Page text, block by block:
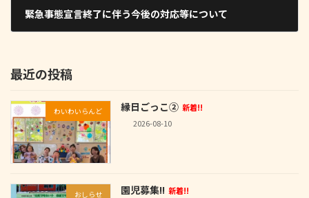
緊急事態宣言終了に伴う今後の対応等について
最近の投稿
わいわいらんど 縁日ごっこ② 新着!!
2026-08-10
おしらせ 園児募集!! 新着!!